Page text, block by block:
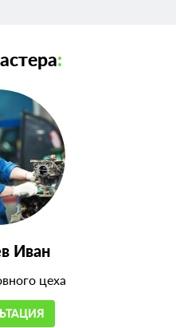
:
Иван
цеха